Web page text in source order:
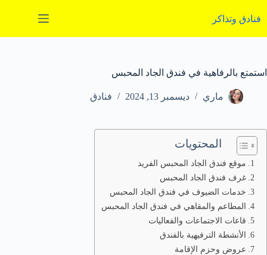
إلى
المحتوى
فنادق وتذاكر
استمتع بالرفاهية في فندق الجاد المحبس
ماري ديسمبر 13, 2024 فنادق
المحتويات
موقع فندق الجاد المحبس الفريد
غرف فندق الجاد المحبس
خدمات الضيوف في فندق الجاد المحبس
المطاعم والمقاهي في فندق الجاد المحبس
قاعات الاجتماعات والفعاليات
الأنشطة الترفيهية بالفندق
عروض وحزم الإقامة